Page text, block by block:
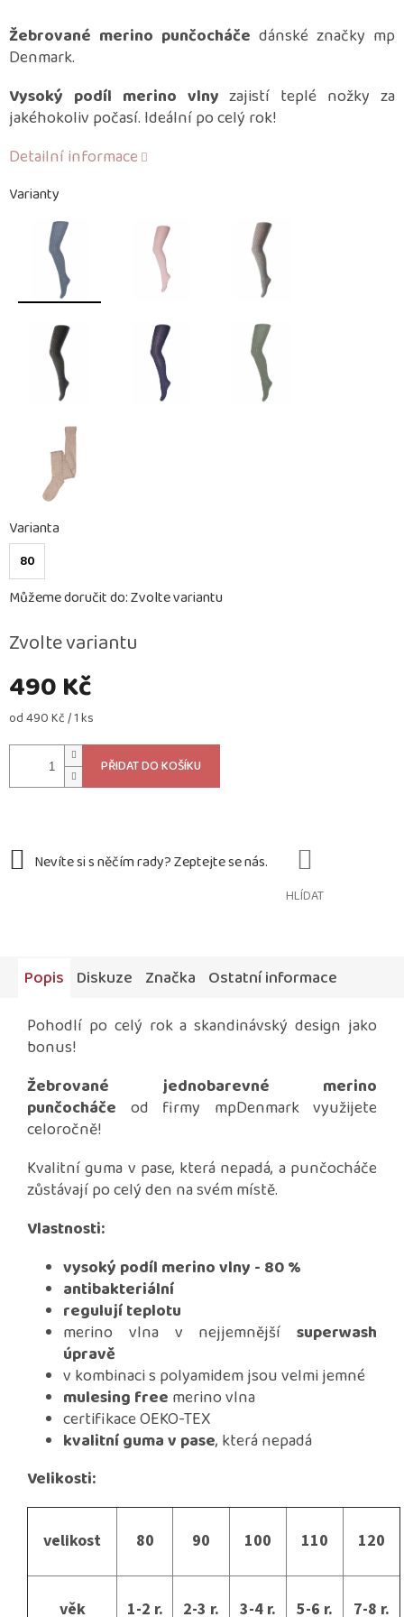
490 Kč
Měrná
od 490 Kč / 1 ks
Zvolte variantu
Varianty
Varianta
80
Můžeme doručit do:Zvolte variantu
PŘIDAT DO KOŠÍKU
Žebrované merino punčocháče dánské značky mp
Denmark.
Vysoký podíl merino vlny zajistí teplé nožky za
jakéhokoliv počasí. Ideální po celý rok!
Detailní informace
HLÍDAT
Popis Diskuze Značka Ostatní informace
Pohodlí po celý rok a skandinávský design jako
bonus!
Žebrované jednobarevné merino
punčocháče od firmy mpDenmark využijete
celoročně!
Kvalitní guma v pase, která nepadá, a punčocháče
zůstávají po celý den na svém místě.
Vlastnosti:
vysoký podíl merino vlny - 80 %
antibakteriální
regulují teplotu
merino vlna v nejjemnější superwash
úpravě
v kombinaci s polyamidem jsou velmi jemné
mulesing free merino vlna
certifikace OEKO-TEX
kvalitní guma v pase, která nepadá
Velikosti:
velikost 80 90 100 110 120
věk 1-2 r. 2-3 r. 3-4 r. 5-6 r. 7-8 r.